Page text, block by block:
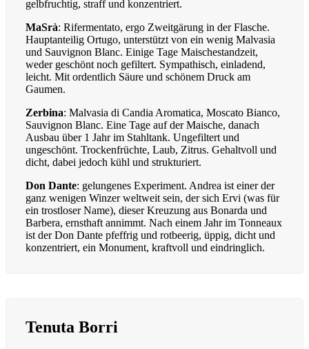
gelbfruchtig, straff und konzentriert.
MaSrà: Rifermentato, ergo Zweitgärung in der Flasche.
Hauptanteilig Ortugo, unterstützt von ein wenig Malvasia
und Sauvignon Blanc. Einige Tage Maischestandzeit,
weder geschönt noch gefiltert. Sympathisch, einladend,
leicht. Mit ordentlich Säure und schönem Druck am
Gaumen.
Zerbina: Malvasia di Candia Aromatica, Moscato Bianco,
Sauvignon Blanc. Eine Tage auf der Maische, danach
Ausbau über 1 Jahr im Stahltank. Ungefiltert und
ungeschönt. Trockenfrüchte, Laub, Zitrus. Gehaltvoll und
dicht, dabei jedoch kühl und strukturiert.
Don Dante: gelungenes Experiment. Andrea ist einer der
ganz wenigen Winzer weltweit sein, der sich Ervi (was für
ein trostloser Name), dieser Kreuzung aus Bonarda und
Barbera, ernsthaft annimmt. Nach einem Jahr im Tonneaux
ist der Don Dante pfeffrig und rotbeerig, üppig, dicht und
konzentriert, ein Monument, kraftvoll und eindringlich.
Tenuta Borri